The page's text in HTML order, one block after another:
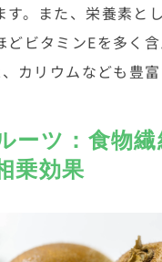
す。また、栄養素と
どビタミンEを多く
カリウムなども豊富
ーツ：食物繊
乗効果